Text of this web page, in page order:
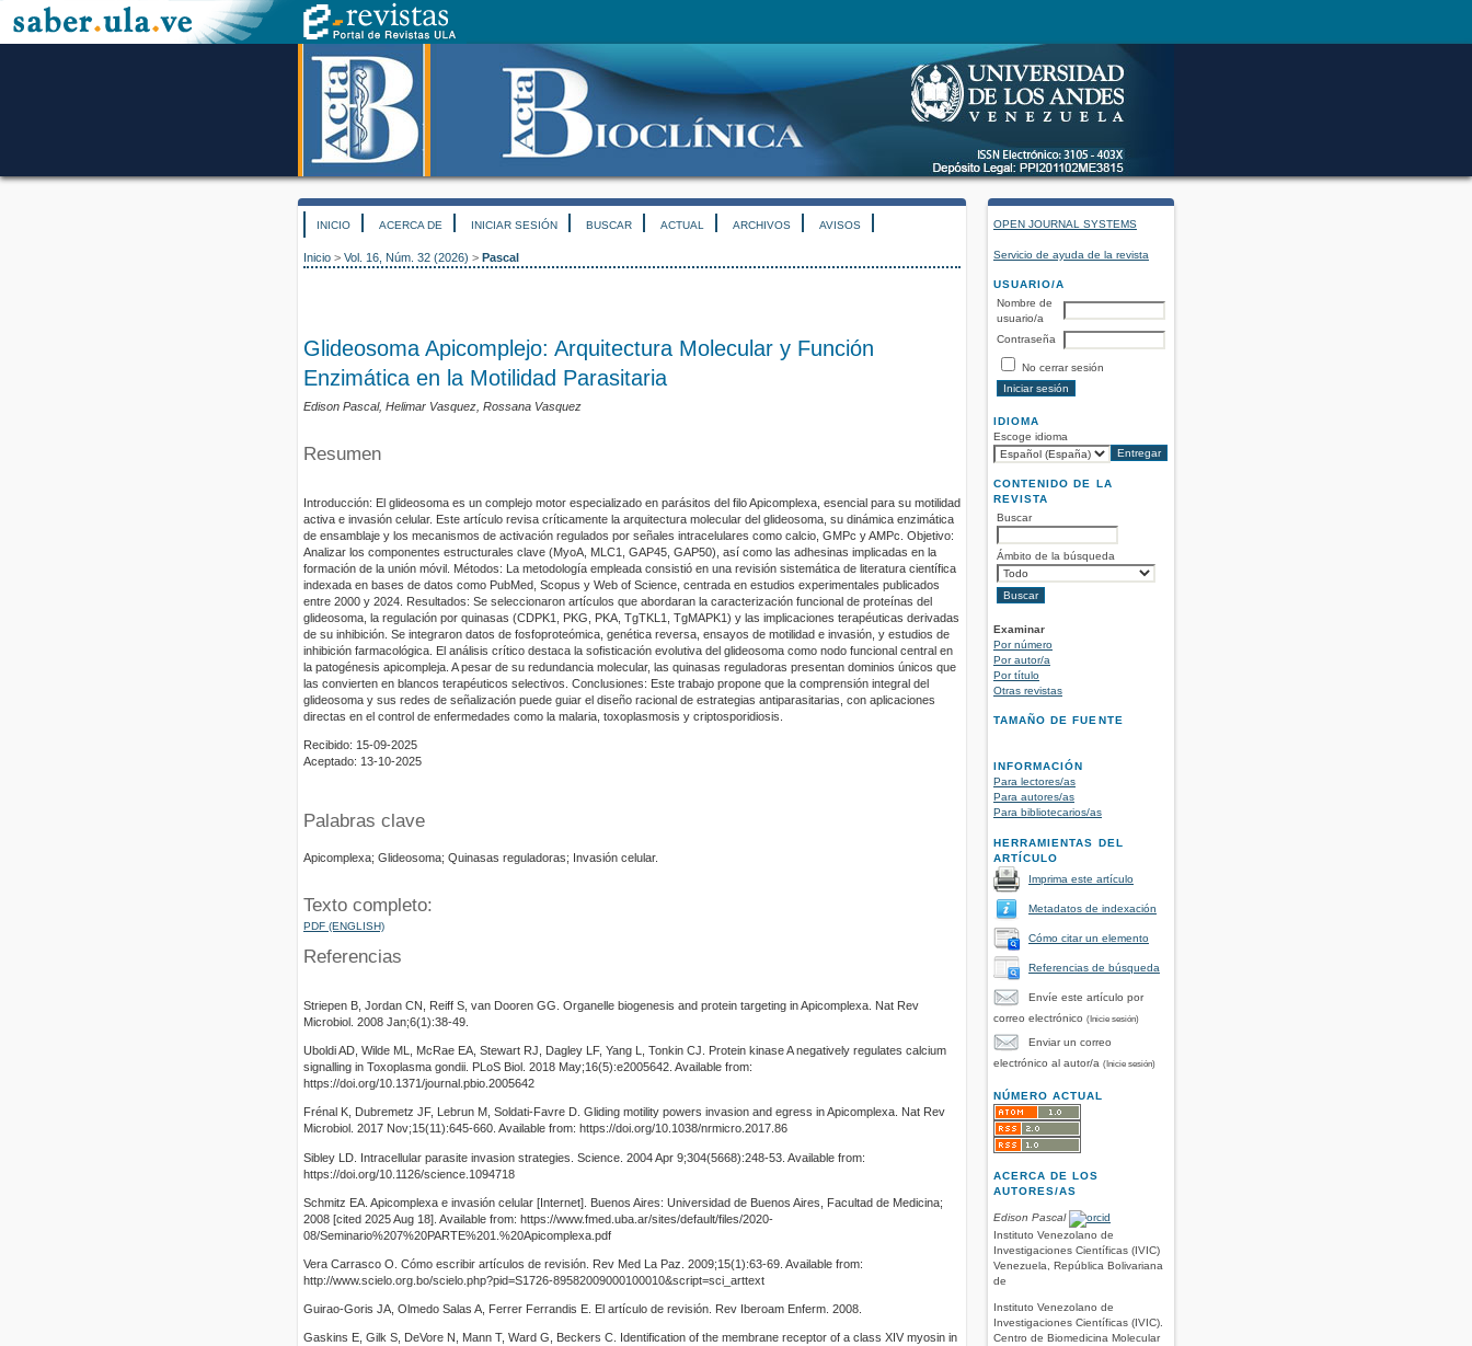
OPEN JOURNAL SYSTEMS
Servicio de ayuda de la revista
USUARIO/A
Nombre de
usuario/a
Contraseña
No cerrar sesión
IDIOMA
Escoge idioma
CONTENIDO DE LA
REVISTA
Buscar
Ámbito de la búsqueda
Examinar
Por número
Por autor/a
Por título
Otras revistas
TAMAÑO DE FUENTE
INFORMACIÓN
Para lectores/as
Para autores/as
Para bibliotecarios/as
HERRAMIENTAS DEL
ARTÍCULO
Imprima este artículo
Metadatos de indexación
Cómo citar un elemento
Referencias de búsqueda
Envíe este artículo por
correo electrónico (Inicie sesión)
Enviar un correo
electrónico al autor/a (Inicie sesión)
NÚMERO ACTUAL
ACERCA DE LOS
AUTORES/AS
Edison Pascal
Instituto Venezolano de
Investigaciones Científicas (IVIC)
Venezuela, República Bolivariana
de
Instituto Venezolano de
Investigaciones Científicas (IVIC).
Centro de Biomedicina Molecular
INICIO ACERCA DE INICIAR SESIÓN BUSCAR ACTUAL ARCHIVOS AVISOS
Inicio > Vol. 16, Núm. 32 (2026) > Pascal
Glideosoma Apicomplejo: Arquitectura Molecular y Función
Enzimática en la Motilidad Parasitaria
Edison Pascal, Helimar Vasquez, Rossana Vasquez
Resumen
Introducción: El glideosoma es un complejo motor especializado en parásitos del filo Apicomplexa, esencial para su motilidad
activa e invasión celular. Este artículo revisa críticamente la arquitectura molecular del glideosoma, su dinámica enzimática
de ensamblaje y los mecanismos de activación regulados por señales intracelulares como calcio, GMPc y AMPc. Objetivo:
Analizar los componentes estructurales clave (MyoA, MLC1, GAP45, GAP50), así como las adhesinas implicadas en la
formación de la unión móvil. Métodos: La metodología empleada consistió en una revisión sistemática de literatura científica
indexada en bases de datos como PubMed, Scopus y Web of Science, centrada en estudios experimentales publicados
entre 2000 y 2024. Resultados: Se seleccionaron artículos que abordaran la caracterización funcional de proteínas del
glideosoma, la regulación por quinasas (CDPK1, PKG, PKA, TgTKL1, TgMAPK1) y las implicaciones terapéuticas derivadas
de su inhibición. Se integraron datos de fosfoproteómica, genética reversa, ensayos de motilidad e invasión, y estudios de
inhibición farmacológica. El análisis crítico destaca la sofisticación evolutiva del glideosoma como nodo funcional central en
la patogénesis apicompleja. A pesar de su redundancia molecular, las quinasas reguladoras presentan dominios únicos que
las convierten en blancos terapéuticos selectivos. Conclusiones: Este trabajo propone que la comprensión integral del
glideosoma y sus redes de señalización puede guiar el diseño racional de estrategias antiparasitarias, con aplicaciones
directas en el control de enfermedades como la malaria, toxoplasmosis y criptosporidiosis.
Recibido: 15-09-2025
Aceptado: 13-10-2025
Palabras clave
Apicomplexa; Glideosoma; Quinasas reguladoras; Invasión celular.
Texto completo:
PDF (ENGLISH)
Referencias
Striepen B, Jordan CN, Reiff S, van Dooren GG. Organelle biogenesis and protein targeting in Apicomplexa. Nat Rev
Microbiol. 2008 Jan;6(1):38-49.
Uboldi AD, Wilde ML, McRae EA, Stewart RJ, Dagley LF, Yang L, Tonkin CJ. Protein kinase A negatively regulates calcium
signalling in Toxoplasma gondii. PLoS Biol. 2018 May;16(5):e2005642. Available from:
https://doi.org/10.1371/journal.pbio.2005642
Frénal K, Dubremetz JF, Lebrun M, Soldati-Favre D. Gliding motility powers invasion and egress in Apicomplexa. Nat Rev
Microbiol. 2017 Nov;15(11):645-660. Available from: https://doi.org/10.1038/nrmicro.2017.86
Sibley LD. Intracellular parasite invasion strategies. Science. 2004 Apr 9;304(5668):248-53. Available from:
https://doi.org/10.1126/science.1094718
Schmitz EA. Apicomplexa e invasión celular [Internet]. Buenos Aires: Universidad de Buenos Aires, Facultad de Medicina;
2008 [cited 2025 Aug 18]. Available from: https://www.fmed.uba.ar/sites/default/files/2020-
08/Seminario%207%20PARTE%201.%20Apicomplexa.pdf
Vera Carrasco O. Cómo escribir artículos de revisión. Rev Med La Paz. 2009;15(1):63-69. Available from:
http://www.scielo.org.bo/scielo.php?pid=S1726-89582009000100010&script=sci_arttext
Guirao-Goris JA, Olmedo Salas A, Ferrer Ferrandis E. El artículo de revisión. Rev Iberoam Enferm. 2008.
Gaskins E, Gilk S, DeVore N, Mann T, Ward G, Beckers C. Identification of the membrane receptor of a class XIV myosin in